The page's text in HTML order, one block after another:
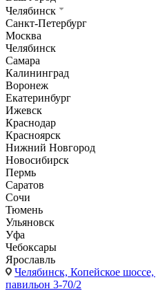
Челябинск
Санкт-Петербург
Москва
Челябинск
Самара
Калининград
Воронеж
Екатеринбург
Ижевск
Краснодар
Красноярск
Нижний Новгород
Новосибирск
Пермь
Саратов
Сочи
Тюмень
Ульяновск
Уфа
Чебоксары
Ярославль
Челябинск, Копейское
павильон 3-70/2